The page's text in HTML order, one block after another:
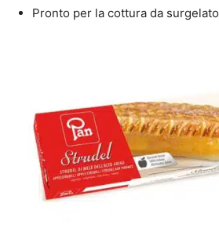
Pronto per la cottura da surgelato